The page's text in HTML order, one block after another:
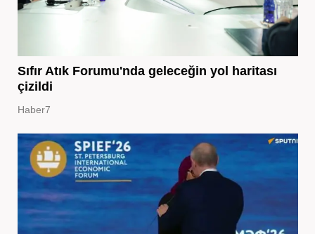
Sıfır Atık Forumu'nda geleceğin yol haritası
çizildi
Haber7